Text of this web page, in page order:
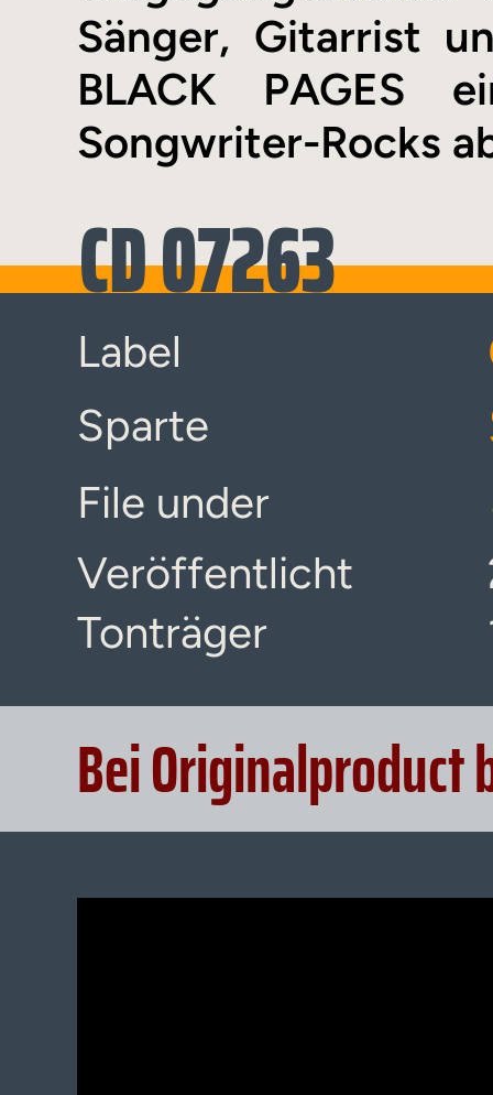
Sänger, Gitarrist
BLACK PAGES
Songwriter-Rocks
CD 07263
Label
Sparte
File under
Veröffentlicht
Tonträger
Bei Originalproduct